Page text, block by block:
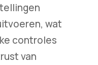
wat
controles
van